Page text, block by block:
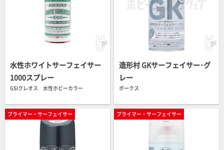
水性ホワイトサーフェイサー
1000スプレー
GSIクレオス 水性ホビーカラー
造形村 GKサーフェイサー･グ
レー
ボークス
プライマー・サーフェイサー プライマー・サーフェイサー